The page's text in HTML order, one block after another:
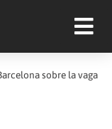
sobre la vaga